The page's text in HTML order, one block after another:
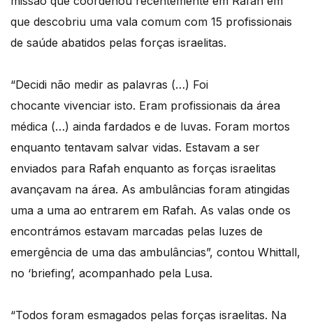
que descobriu uma vala comum com 15 profissionais
de saúde abatidos pelas forças israelitas.
“Decidi não medir as palavras (…) Foi
chocante vivenciar isto. Eram profissionais da área
médica (…) ainda fardados e de luvas. Foram mortos
enquanto tentavam salvar vidas. Estavam a ser
enviados para Rafah enquanto as forças israelitas
avançavam na área. As ambulâncias foram atingidas
uma a uma ao entrarem em Rafah. As valas onde os
encontrámos estavam marcadas pelas luzes de
emergência de uma das ambulâncias”, contou Whittall,
no ‘briefing’, acompanhado pela Lusa.
“Todos foram esmagados pelas forças israelitas. Na